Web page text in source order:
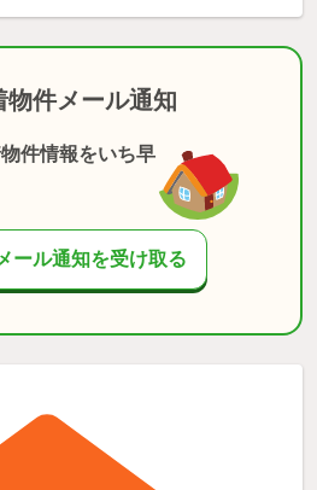
物件メール通知
件情報をいち早
ール通知を受け取る